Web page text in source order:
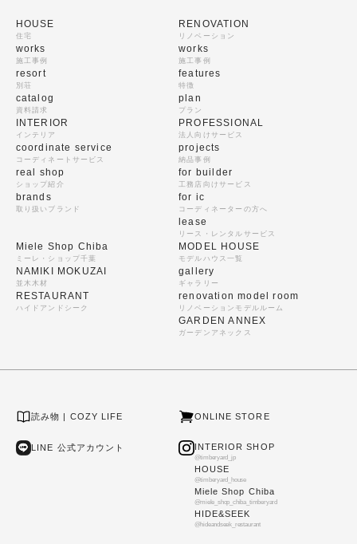
HOUSE
住宅
works
施工事例
resort
別荘
catalog
資料請求
RENOVATION
リノベーション
works
施工事例
features
特徴
plan
プラン
INTERIOR
インテリア
coordinate service
コーディネートサービス
real shop
ショップ紹介
brands
取り扱いブランド
PROFESSIONAL
法人向けサービス
projects
納品事例
for builder
工務店向けサービス
for ic
コーディネーターの方へ
lease
リース・レンタルサービス
Miele Shop Chiba
ミーレ・ショップ千葉
NAMIKI MOKUZAI
並木木材
RESTAURANT
ハイドアンドシーク
MODEL HOUSE
モデルハウス一覧
gallery
ギャラリー
renovation model room
リノベーションモデルルーム
GARDEN ANNEX
ガーデンアネックス
読み物 | COZY LIFE ONLINE STORE
LINE 公式アカウント INTERIOR SHOP
@timberyard_jp
HOUSE
@timberyard_house
Miele Shop Chiba
@miele_shop_chiba_timberyard
HIDE&SEEK
@hideandseek_restaurant